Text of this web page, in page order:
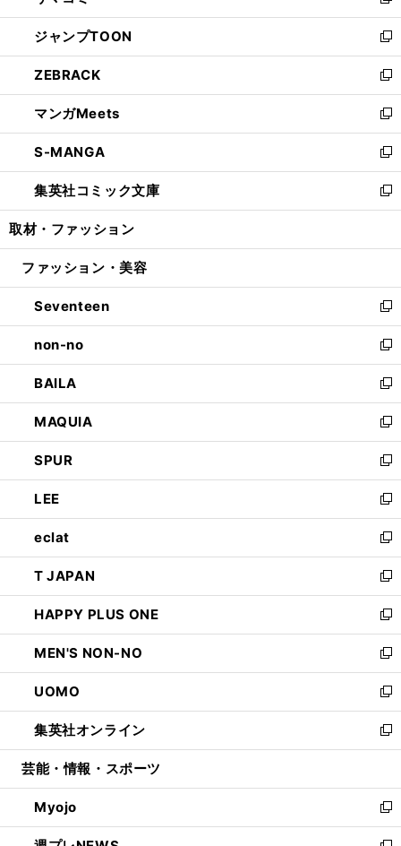
開
く
ウ
で
開
く
ン
ド
ウ
で
開
く
ウ
ィ
ン
ド
ウ
で
開
く
し
い
ウ
ィ
ン
ド
ウ
で
開
く
ジャンプTOON
新
し
い
ウ
ィ
ン
ド
ウ
で
開
ZEBRACK
新
し
い
ウ
ィ
ン
ド
ウ
開
マンガMeets
新
し
い
ウ
ィ
ン
ウ
開
く
S-MANGA
新
し
い
ウ
ン
ウ
で
開
く
集英社コミック文庫
新
し
ウ
ン
ド
ウ
で
開
く
取材・ファッション
ファッション・美容
Seventeen
新
し
い
ウ
ィ
ン
ド
ウ
で
開
く
non-no
新
し
い
ウ
ィ
ン
ド
ウ
で
開
く
BAILA
新
し
い
ウ
ィ
ン
ド
ウ
で
開
く
MAQUIA
新
し
い
ウ
ィ
ン
ド
ウ
で
開
く
SPUR
新
し
い
ウ
ィ
ン
ド
ウ
で
開
く
LEE
新
し
い
ウ
ィ
ン
ド
ウ
で
開
く
eclat
新
し
い
ウ
ィ
ン
ド
ウ
で
開
く
T JAPAN
新
し
い
ウ
ィ
ン
ド
ウ
で
開
HAPPY PLUS ONE
新
し
い
ウ
ィ
ン
ド
ウ
開
く
MEN'S NON-NO
新
し
い
ウ
ィ
ン
ウ
で
開
UOMO
新
し
い
ウ
ン
ド
ウ
集英社オンライン
新
し
ウ
ィ
ン
芸能・情報・スポーツ
Myojo
新
し